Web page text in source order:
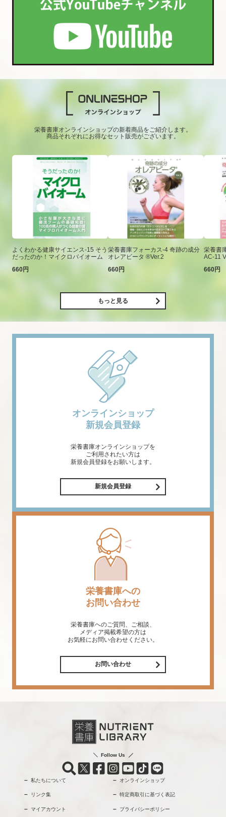
栄養書庫オンラインショップの新着商品をご紹介します。
商品それぞれにお得なセット販売がございます。
よくわかる健康サイエンス-15 そう
だったのか！マイクロバイオーム
660円
栄養書庫フォーカス-4 奇跡の成分
オレアビータ ®Ver.2
660円
栄養書
AC-11
660円
もっと見る
オンラインショップ
新規会員登録
栄養書庫オンラインショップを
ご利用されたい方は
新規会員登録をお願いします。
新規会員登録
栄養書庫への
お問い合わせ
栄養書庫へのご質問、ご相談、
メディア掲載希望の方は
お気軽にお問い合わせください。
お問い合わせ
Follow Us
私たちについて オンラインショップ
リンク集 特定商取引に基づく表記
マイアカウント プライバシーポリシー